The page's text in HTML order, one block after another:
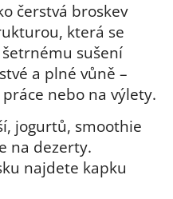
čerstvá broskev
která se
sušení
a plné vůně –
nebo na výlety.
jogurtů, smoothie
na dezerty.
najdete kapku